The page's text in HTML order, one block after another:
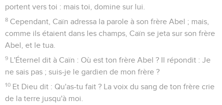
portent vers toi : mais toi, domine sur lui.
8 Cependant, Caïn adressa la parole à son frère Abel ; mais,
comme ils étaient dans les champs, Caïn se jeta sur son frère
Abel, et le tua.
9 L'Éternel dit à Caïn : Où est ton frère Abel ? Il répondit : Je
ne sais pas ; suis-je le gardien de mon frère ?
10 Et Dieu dit : Qu'as-tu fait ? La voix du sang de ton frère crie
de la terre jusqu'à moi.